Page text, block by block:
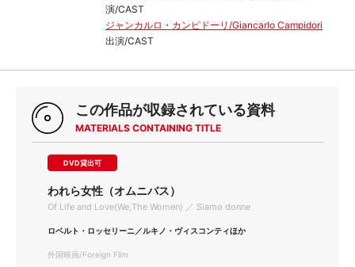
演/CAST
ジャンカルロ・カンピドーリ/Giancarlo Campidori
出演/CAST
この作品が収録されている資料
MATERIALS CONTAINING TITLE
DVD貸出可
われら女性（オムニバス）
Of Life and Love(We,The Women) ／ Siamo donne
ロベルト・ロッセリーニ／ルキノ・ヴィスコンティほか
外国映画/Foreign Film